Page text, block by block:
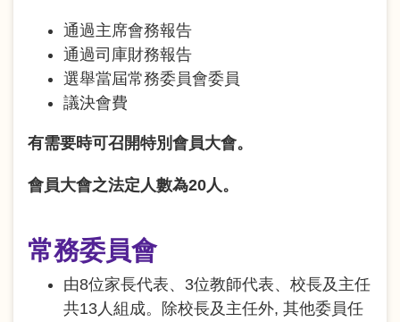
通過主席會務報告
通過司庫財務報告
選舉當屆常務委員會委員
議決會費
有需要時可召開特別會員大會。
會員大會之法定人數為20人。
常務委員會
由8位家長代表、3位教師代表、校長及主任
共13人組成。除校長及主任外, 其他委員任